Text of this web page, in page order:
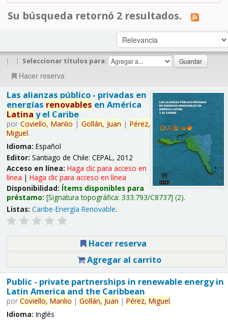
Su búsqueda retornó 2 resultados.
| | Seleccionar títulos para:
Hacer reserva
Las alianzas público - privadas en
energías renovables en América
Latina y el Caribe
por Coviello, Manlio | Gollán, Juan | Pérez,
Miguel.
Idioma: Español
Editor: Santiago de Chile: CEPAL, 2012
Acceso en línea: Haga clic para acceso en
línea | Haga clic para acceso en línea
Disponibilidad: Ítems disponibles para
préstamo: Signatura topográfica: 333.793/C8737 (2).
Listas: Caribe-Energía Renovable.
Hacer reserva
Agregar al carrito
Public - private partnerships in renewable energy in
Latin America and the Caribbean
por Coviello, Manlio | Gollán, Juan | Pérez, Miguel.
Idioma: Inglés